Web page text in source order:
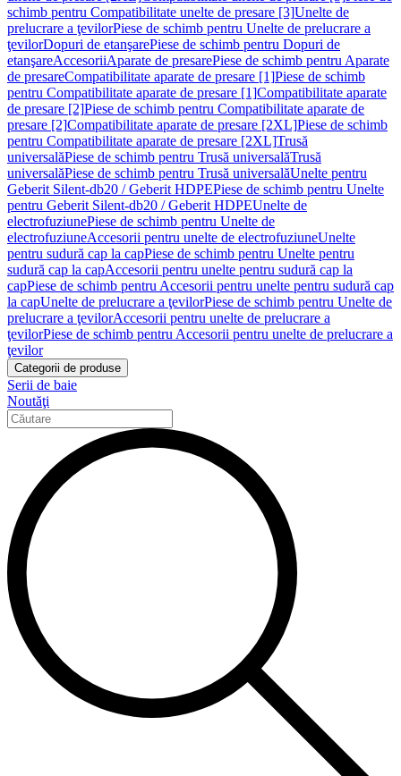
schimb pentru Compatibilitate unelte de presare [3]Unelte de
prelucrare a ţevilorPiese de schimb pentru Unelte de prelucrare a
ţevilorDopuri de etanşarePiese de schimb pentru Dopuri de
etanşareAccesoriiAparate de presarePiese de schimb pentru Aparate
de presareCompatibilitate aparate de presare [1]Piese de schimb
pentru Compatibilitate aparate de presare [1]Compatibilitate aparate
de presare [2]Piese de schimb pentru Compatibilitate aparate de
presare [2]Compatibilitate aparate de presare [2XL]Piese de schimb
pentru Compatibilitate aparate de presare [2XL]Trusă
universalăPiese de schimb pentru Trusă universalăTrusă
universalăPiese de schimb pentru Trusă universalăUnelte pentru
Geberit Silent-db20 / Geberit HDPEPiese de schimb pentru Unelte
pentru Geberit Silent-db20 / Geberit HDPEUnelte de
electrofuziunePiese de schimb pentru Unelte de
electrofuziuneAccesorii pentru unelte de electrofuziuneUnelte
pentru sudură cap la capPiese de schimb pentru Unelte pentru
sudură cap la capAccesorii pentru unelte pentru sudură cap la
capPiese de schimb pentru Accesorii pentru unelte pentru sudură cap
la capUnelte de prelucrare a ţevilorPiese de schimb pentru Unelte de
prelucrare a ţevilorAccesorii pentru unelte de prelucrare a
ţevilorPiese de schimb pentru Accesorii pentru unelte de prelucrare a
ţevilor
Categorii de produse
Serii de baie
Noutăţi